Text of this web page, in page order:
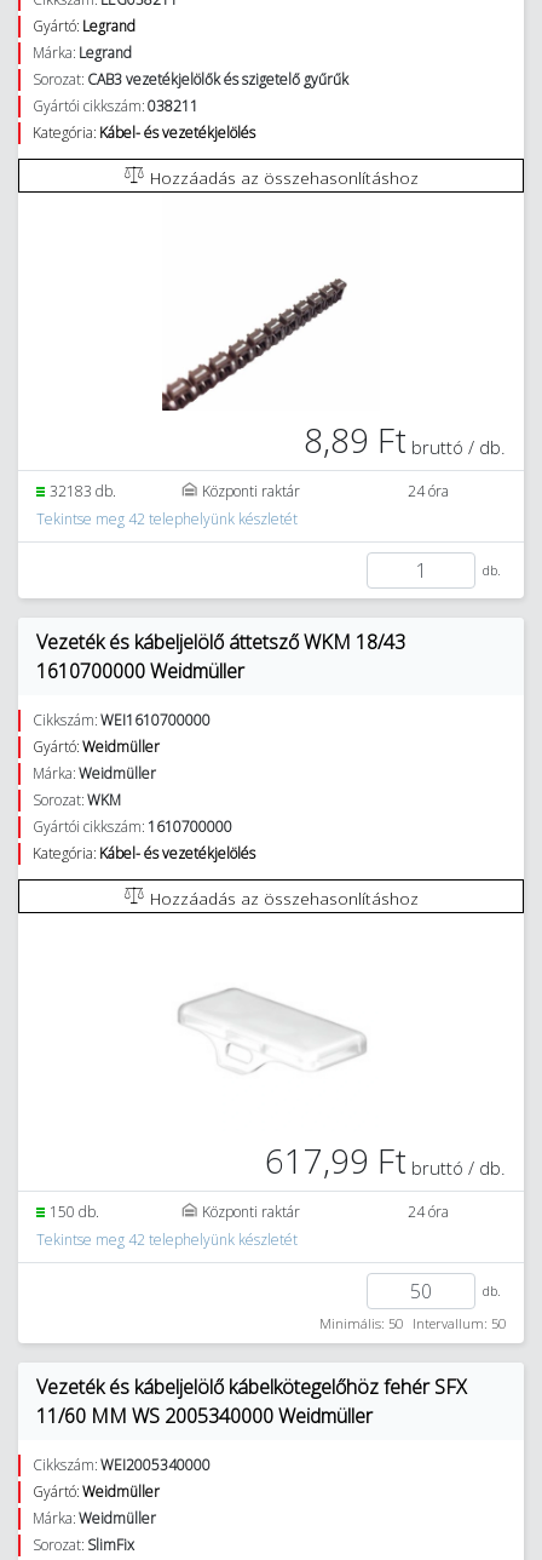
Gyártó: Legrand
Márka: Legrand
Sorozat: CAB3 vezetékjelölők és szigetelő gyűrűk
Gyártói cikkszám:038211
Kategória: Kábel- és vezetékjelölés
Hozzáadás az összehasonlításhoz
8,89 Ft bruttó / db.
32183 db. Központi raktár
24 óra
Tekintse meg 42 telephelyünk készletét
db.
Vezeték és kábeljelölő áttetsző WKM 18/43
1610700000 Weidmüller
Cikkszám:WEI1610700000
Gyártó:Weidmüller
Márka:Weidmüller
Sorozat:WKM
Gyártói cikkszám: 1610700000
Kategória: Kábel- és vezetékjelölés
Hozzáadás az összehasonlításhoz
617,99 Ft bruttó / db.
150 db. Központi raktár
24 óra
Tekintse meg 42 telephelyünk készletét
db.
Minimális: 50 Intervallum: 50
Vezeték és kábeljelölő kábelkötegelőhöz fehér SFX
11/60 MM WS 2005340000 Weidmüller
Cikkszám:WEI2005340000
Gyártó:Weidmüller
Márka:Weidmüller
Sorozat: SlimFix